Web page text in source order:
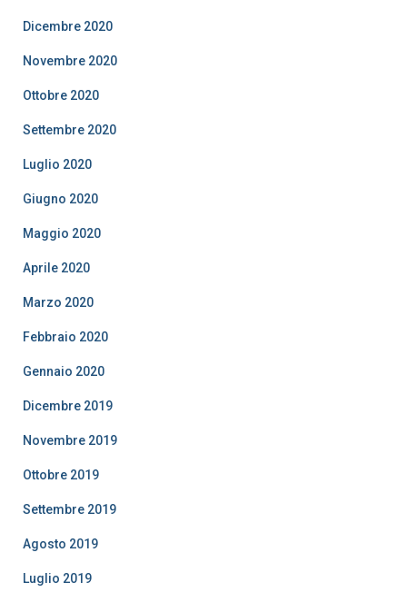
Dicembre 2020
Novembre 2020
Ottobre 2020
Settembre 2020
Luglio 2020
Giugno 2020
Maggio 2020
Aprile 2020
Marzo 2020
Febbraio 2020
Gennaio 2020
Dicembre 2019
Novembre 2019
Ottobre 2019
Settembre 2019
Agosto 2019
Luglio 2019